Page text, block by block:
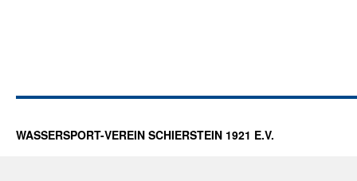
WASSERSPORT-VEREIN SCHIERSTEIN 1921 E.V.